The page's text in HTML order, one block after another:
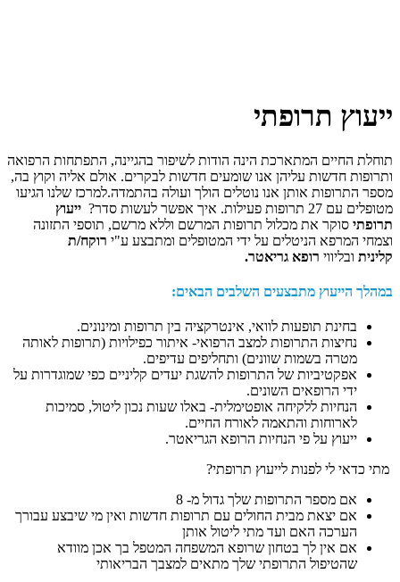
תרופתי
המתארכת הינה הודות לשיפור בהגיינה, התפתחות הרפואה
עליהן אנו שומעים חדשות לבקרים. אולם אליה וקוץ בה,
אותן אנו נוטלים הולך ועולה בהתמדה.למרכז שלנו הגיעו
סדר?
ייעוץ
את מכלול תרופות המרשם וללא מרשם, תוספי התזונה
הניטלים על ידי המטופלים ומתבצע ע"ירוקח/ת
רופא גריאטר.
מתבצעים השלבים הבאים:
תופעות לוואי, אינטרקציה בין תרופות ומינונים.
התרופות למצב הרפואי- איתור כפילויות (תרופות לאותה
בשמות שוונים) ותחליפים עדיפים.
של התרופות להשגת יעדים קליניים כפי שמוגדרות על
השונים.
ללקיחה אופטימלית- באלו שעות נכון ליטול, סמיכות
והתאמה לאורח החיים.
על פי הנחיות הרופא הגריאטר.
לפנות לייעוץ תרופתי?
התרופות שלך גדול מ- 8
מבית החולים עם תרופות חדשות ואין מי שיבצע עבורך
האם ועד מתי ליטול אותן
לך בטחון שרופא המשפחה המטפל בך אכן מוודא
התרופתי שלך מתאים למצבך הבריאותי